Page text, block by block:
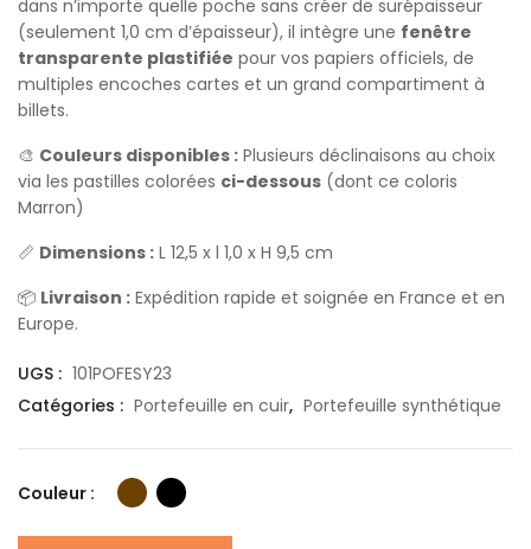
dans n’importe quelle poche sans créer de surépaisseur
(seulement 1,0 cm d’épaisseur), il intègre une fenêtre
transparente plastifiée pour vos papiers officiels, de
multiples encoches cartes et un grand compartiment à
billets.
🎨 Couleurs disponibles : Plusieurs déclinaisons au choix
via les pastilles colorées ci-dessous (dont ce coloris
Marron)
📏 Dimensions : L 12,5 x l 1,0 x H 9,5 cm
📦 Livraison : Expédition rapide et soignée en France et en
Europe.
UGS : 101POFESY23
Catégories : Portefeuille en cuir, Portefeuille synthétique
Couleur :